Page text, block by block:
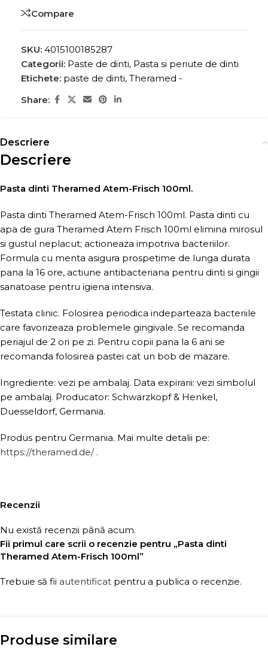
Compare
SKU: 4015100185287
Categorii: Paste de dinti, Pasta si periute de dinti
Etichete: paste de dinti, Theramed -
Share:
Descriere
Descriere
Pasta dinti Theramed Atem-Frisch 100ml.
Pasta dinti Theramed Atem-Frisch 100ml. Pasta dinti cu
apa de gura Theramed Atem Frisch 100ml elimina mirosul
si gustul neplacut; actioneaza impotriva bacteriilor.
Formula cu menta asigura prospetime de lunga durata
pana la 16 ore, actiune antibacteriana pentru dinti si gingii
sanatoase pentru igiena intensiva.
Testata clinic. Folosirea periodica indeparteaza bacteriile
care favorizeaza problemele gingivale. Se recomanda
periajul de 2 ori pe zi. Pentru copii pana la 6 ani se
recomanda folosirea pastei cat un bob de mazare.
Ingrediente: vezi pe ambalaj. Data expirarii: vezi simbolul
pe ambalaj. Producator: Schwarzkopf & Henkel,
Duesseldorf, Germania.
Produs pentru Germania. Mai multe detalii pe:
https://theramed.de/.
Recenzii
Nu există recenzii până acum.
Fii primul care scrii o recenzie pentru „Pasta dinti
Theramed Atem-Frisch 100ml”
Trebuie să fii autentificat pentru a publica o recenzie.
Produse similare